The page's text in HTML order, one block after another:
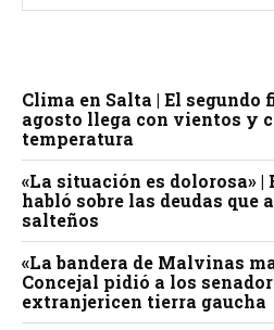
Clima en Salta | El segundo
agosto llega con vientos y
temperatura
«La situación es dolorosa»
habló sobre las deudas que
salteños
«La bandera de Malvinas
Concejal pidió a los
extranjericen tierra gaucha